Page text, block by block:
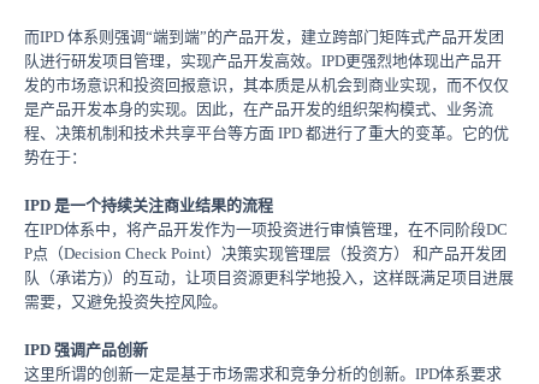
而IPD 体系则强调“端到端”的产品开发，建立跨部门矩阵式产品开发团
队进行研发项目管理，实现产品开发高效。IPD更强烈地体现出产品开
发的市场意识和投资回报意识，其本质是从机会到商业实现，而不仅仅
是产品开发本身的实现。因此，在产品开发的组织架构模式、业务流
程、决策机制和技术共享平台等方面 IPD 都进行了重大的变革。它的优
势在于：
IPD 是一个持续关注商业结果的流程
在IPD体系中， 将产品开发作为一项投资进行审慎管理，在不同阶段DC
P点 （Decision Check Point）决策实现管理层（投资方） 和产品开发团
队
（承诺方)）的互动，让项目资源更科学地投入，这样既满足项目进展
需要，又避免投资失控风险。
IPD 强调产品创新
这里所谓的创新一定是基于市场需求和竞争分析的创新。 IPD体系要求